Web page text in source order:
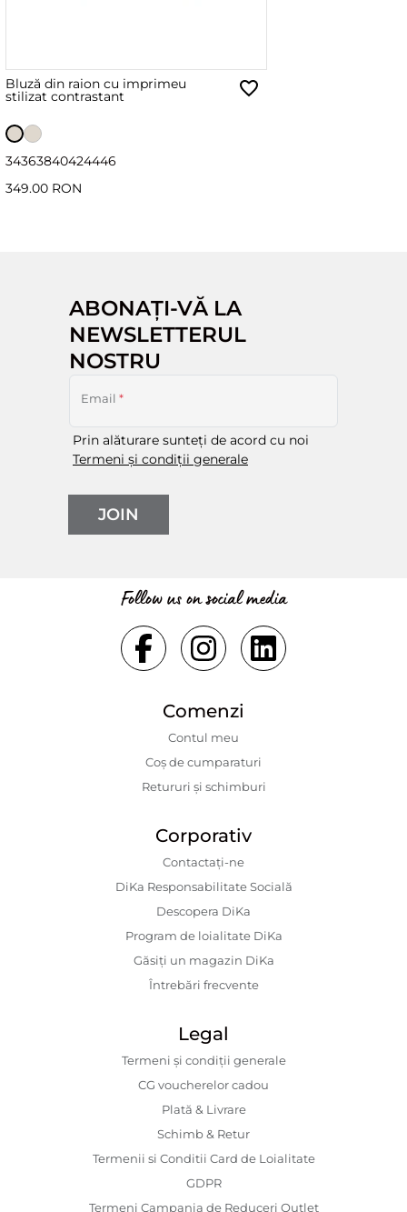
Bluză din raion cu imprimeu
stilizat contrastant
34363840424446
349.00 RON
ABONAȚI-VĂ LA
NEWSLETTERUL
NOSTRU
Email *
Prin alăturare sunteți de acord cu noi
Termeni și condiții generale
JOIN
Follow us on social media
Comenzi
Contul meu
Coș de cumparaturi
Retururi și schimburi
Corporativ
Contactaţi-ne
DiKa Responsabilitate Socială
Descopera DiKa
Program de loialitate DiKa
Găsiți un magazin DiKa
Întrebări frecvente
Legal
Termeni și condiții generale
CG voucherelor cadou
Plată & Livrare
Schimb & Retur
Termenii si Conditii Card de Loialitate
GDPR
Termeni Campania de Reduceri Outlet